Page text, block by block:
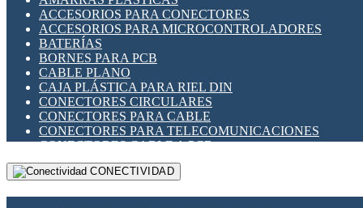
INDICADORES PARA PANEL
INTERFACES DE RELÉ
INTERRUPTORES FIN DE CARRERA
LLAVES CONMUTADORAS
MEDIDORES DE ENERGÍA Y TC'S DE CORRIENTE
MOTORES PASO A PASO
PANTALLAS HMI
PLC -CONTROLADORES LÓGICO PROGRAMABLES
PROGRAMADORES DE HORARIO
RELÉS DE PROTECCIÓN
SENSORES CAPACITIVOS
ACCESORIOS PARA CONECTORES
ACCESORIOS PARA MICROCONTROLADORES
BATERÍAS
BORNES PARA PCB
CABLE PLANO
CAJA PLÁSTICA PARA RIEL DIN
CONECTORES CIRCULARES
CONECTORES PARA CABLE
CONECTORES PARA TELECOMUNICACIONES
CONECTORES CABLE A PCB
CONECTORES PCB A CABLE
DIP SWITCHESCONECTIVIDAD